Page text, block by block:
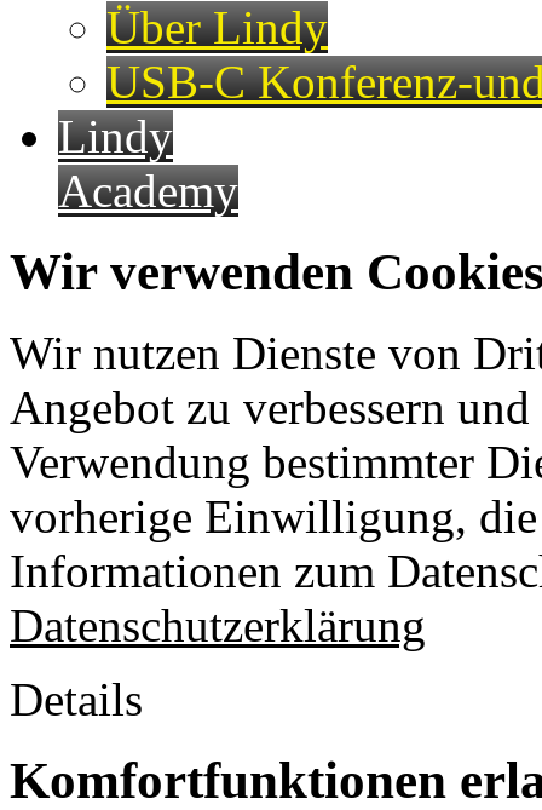
Über Lindy
USB-C Konferenz-
Lindy
Academy
Wir verwenden
Wir nutzen Dienste von
Angebot zu verbessern
Verwendung bestimmter
vorherige Einwilligung,
Informationen zum
Datenschutzerklärung
Details
Komfortfunktionen